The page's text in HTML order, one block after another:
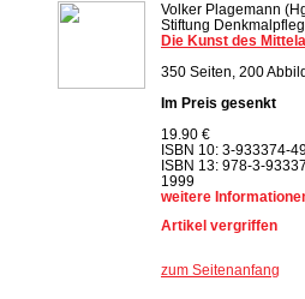
Volker Plagemann
Stiftung
Die Kunst des
350 Seiten, 200
Im Preis gesenkt
19.90 €
ISBN 10: 3-933374-
ISBN 13: 978-3-
1999
weitere
Artikel vergriffen
zum Seitenanfang